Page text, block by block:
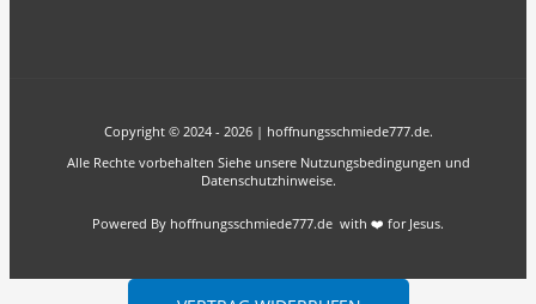
Copyright © 2024 - 2026 | hoffnungsschmiede777.de.
Alle Rechte vorbehalten Siehe unsere Nutzungsbedingungen und
Datenschutzhinweise.
Powered By hoffnungsschmiede777.de with ❤️ for Jesus.